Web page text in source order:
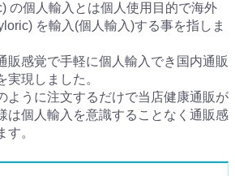
の個人輸入とは個人使用目的で海外
を輸入(個人輸入)する事を指しま
販感覚で手軽に個人輸入でき国内通販
実現しました。
ように注文するだけで当店健康通販が
は個人輸入を意識することなく通販感
。